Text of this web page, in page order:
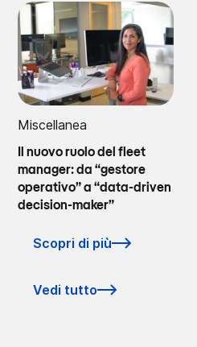
Miscellanea
Il nuovo ruolo del fleet
manager: da “gestore
operativo” a “data-driven
decision-maker”
Scopri di più
Vedi tutto